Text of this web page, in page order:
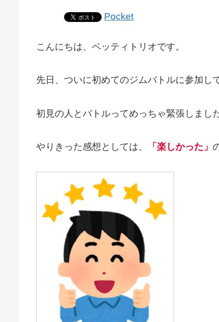
Pocket
こんにちは、ベッティトリオです。
先日、ついに初めてのジムバトルに参加し
初見の人とバトルってめっちゃ緊張しまし
やりきった感想としては、 「楽しかった」